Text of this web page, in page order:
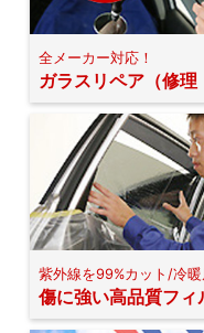
全メーカー対応！
ガラスリペア（修理
紫外線を99%カット/冷
傷に強い高品質フィ